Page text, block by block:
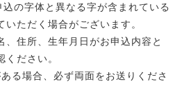
の字体と異なる字が含まれている
ただく場合がございます。
住所、生年月日がお申込内容と
ださい。
る場合、必ず両面をお送りくださ